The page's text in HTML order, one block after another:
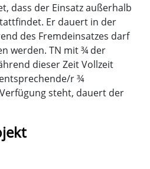
dass der Einsatz außerhalb
Er dauert in der
des Fremdeinsatzes darf
werden. TN mit ¾ der
dieser Zeit Vollzeit
r ¾
steht, dauert der